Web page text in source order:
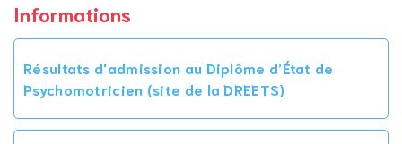
Informations
Résultats d'admission au Diplôme d’État de
Psychomotricien (site de la DREETS)